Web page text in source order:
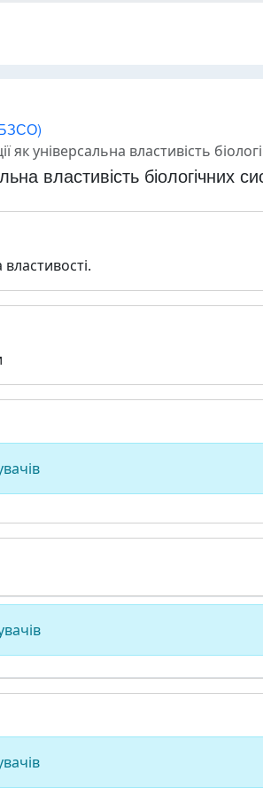
як універсальна властивість
властивість біологічних